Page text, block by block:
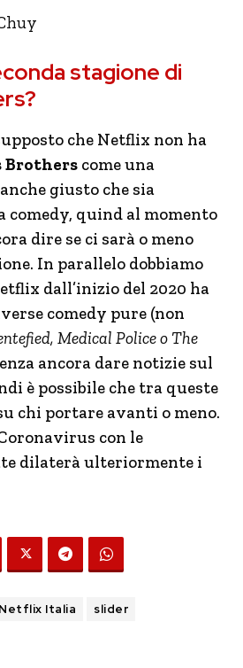
stagione di
che Netflix non ha
Brothers come una
giusto che sia
quind al momento
dire se ci sarà o meno
In parallelo dobbiamo
dall’inizio del 2020 ha
comedy pure (non
Medical Police o The
ancora dare notizie sul
è possibile che tra queste
chi portare avanti o meno.
con le
dilaterà ulteriormente i
Netflix Italia slider